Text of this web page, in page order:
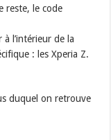
reste, le code
l’intérieur de la
: les Xperia Z.
duquel on retrouve